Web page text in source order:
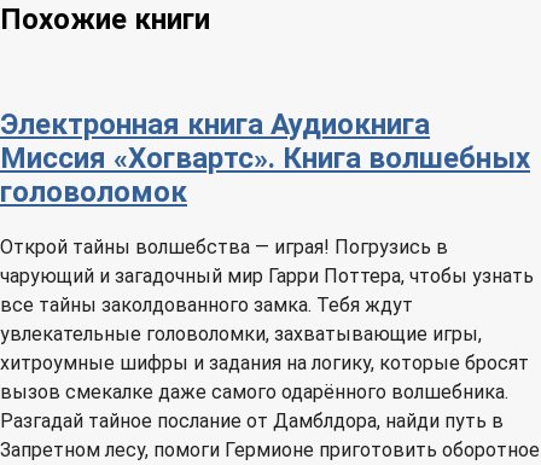
Похожие книги
Электронная книга Аудиокнига
Миссия «Хогвартс». Книга волшебных
головоломок
Открой тайны волшебства — играя! Погрузись в
чарующий и загадочный мир Гарри Поттера, чтобы узнать
все тайны заколдованного замка. Тебя ждут
увлекательные головоломки, захватывающие игры,
хитроумные шифры и задания на логику, которые бросят
вызов смекалке даже самого одарённого волшебника.
Разгадай тайное послание от Дамблдора, найди путь в
Запретном лесу, помоги Гермионе приготовить оборотное